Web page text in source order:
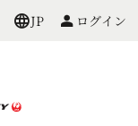
JP ログイン